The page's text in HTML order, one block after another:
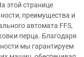
этой странице
преимущества и
автомата FFS,
перца. Благодаря
мы гарантируем